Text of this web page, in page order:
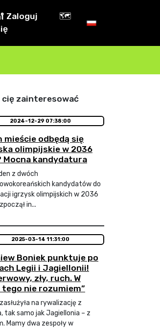
Zaloguj
🗺️
cię zainteresować
2024-12-29 07:38:00
mieście odbędą się
olimpijskie w 2036
Mocna kandydatura
z dwóch
kandydatów do
igrzysk olimpijskich w 2036
in...
2025-03-14 11:31:00
Boniek punktuje po
Legii i Jagiellonii!
zły, ruch. W
tego nie rozumiem”
na rywalizację z
tak samo jak Jagiellonia – z
Mamy dwa zespoły w